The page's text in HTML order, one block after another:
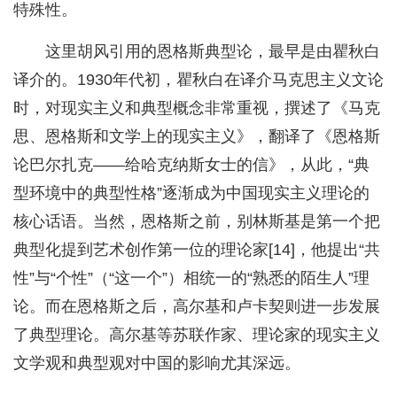
特殊性。
这里胡风引用的恩格斯典型论，最早是由瞿秋白
译介的。1930年代初，瞿秋白在译介马克思主义文论
时，对现实主义和典型概念非常重视，撰述了《马克
思、恩格斯和文学上的现实主义》，翻译了《恩格斯
论巴尔扎克——给哈克纳斯女士的信》，从此，“典
型环境中的典型性格”逐渐成为中国现实主义理论的
核心话语。当然，恩格斯之前，别林斯基是第一个把
典型化提到艺术创作第一位的理论家[14]，他提出“共
性”与“个性”（“这一个”）相统一的“熟悉的陌生人”理
论。而在恩格斯之后，高尔基和卢卡契则进一步发展
了典型理论。高尔基等苏联作家、理论家的现实主义
文学观和典型观对中国的影响尤其深远。